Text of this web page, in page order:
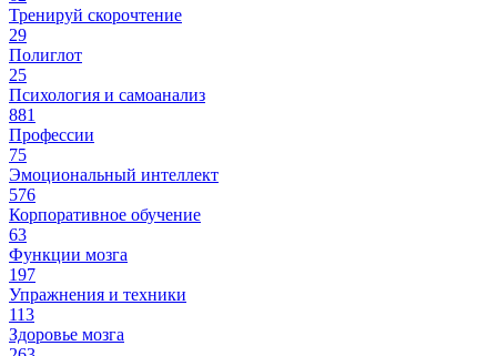
Тренируй скорочтение
29
Полиглот
25
Психология и самоанализ
881
Профессии
75
Эмоциональный интеллект
576
Корпоративное обучение
63
Функции мозга
197
Упражнения и техники
113
Здоровье мозга